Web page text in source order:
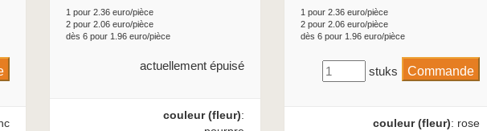
1 pour 2.36 euro/pièce
2 pour 2.06 euro/pièce
dès 6 pour 1.96 euro/pièce
actuellement épuisé
couleur (fleur):
1 pour 2.36 euro/pièce
2 pour 2.06 euro/pièce
dès 6 pour 1.96 euro/pièce
stuks
couleur (fleur): rose